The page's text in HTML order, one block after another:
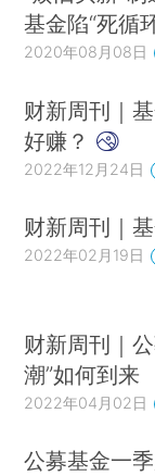
基金陷“死循
2020年08月08日
财新周刊｜
好赚？
2022年12月24日
财新周刊｜
2022年02月19日
财新周刊｜
潮”如何到来
2022年04月02日
公募基金一